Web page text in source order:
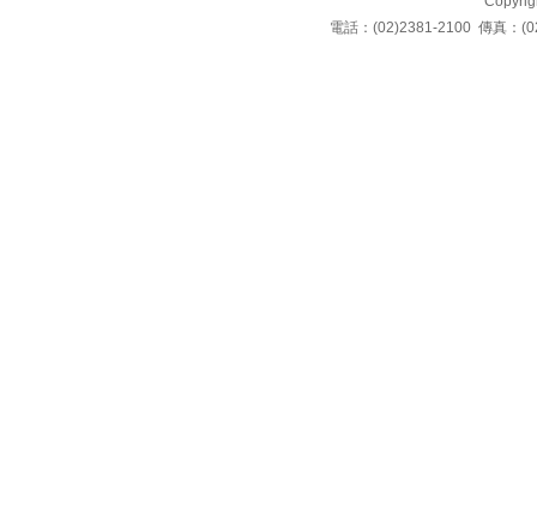
電話：(02)2381-2100 傳真：